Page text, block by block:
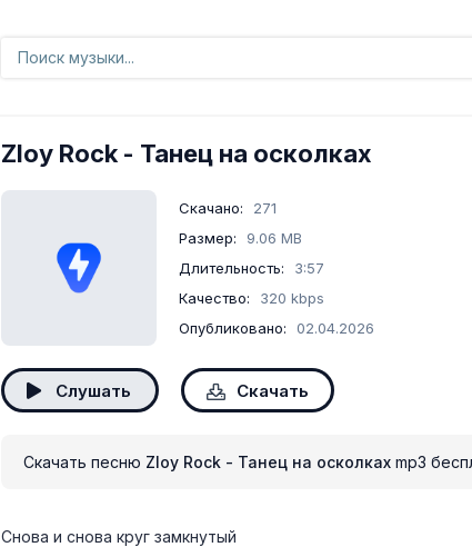
Zloy Rock - Танец на осколках
Скачано:
271
Размер:
9.06 MB
Длительность:
3:57
Качество:
320 kbps
Опубликовано:
02.04.2026
Слушать Скачать
Скачать песню Zloy Rock - Танец на осколках mp3
Снова и снова круг замкнутый